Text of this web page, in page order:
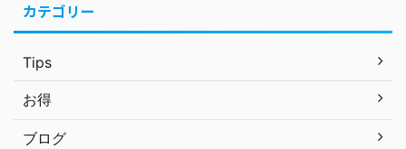
カテゴリー
Tips
お得
ブログ